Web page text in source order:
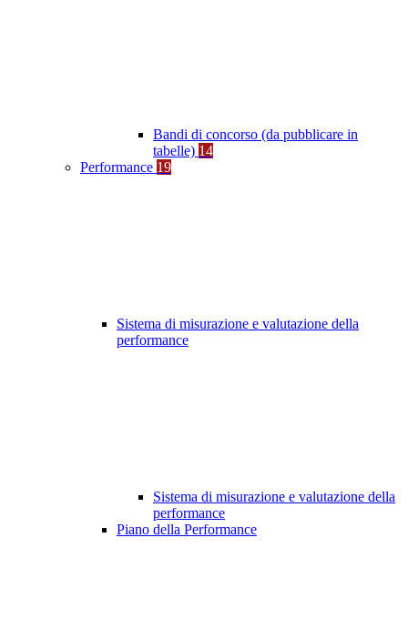
Bandi di concorso (da pubblicare in
tabelle) 14
Performance 19
Sistema di misurazione e valutazione della
performance
Sistema di misurazione e valutazione della
performance
Piano della Performance